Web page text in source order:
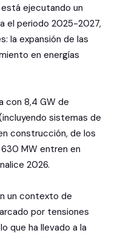
ejecutando un
el periodo 2025-2027,
la expansión de las
en energías
con 8,4 GW de
sistemas de
construcción, de los
MW entren en
2026.
un contexto de
por tensiones
que ha llevado a la